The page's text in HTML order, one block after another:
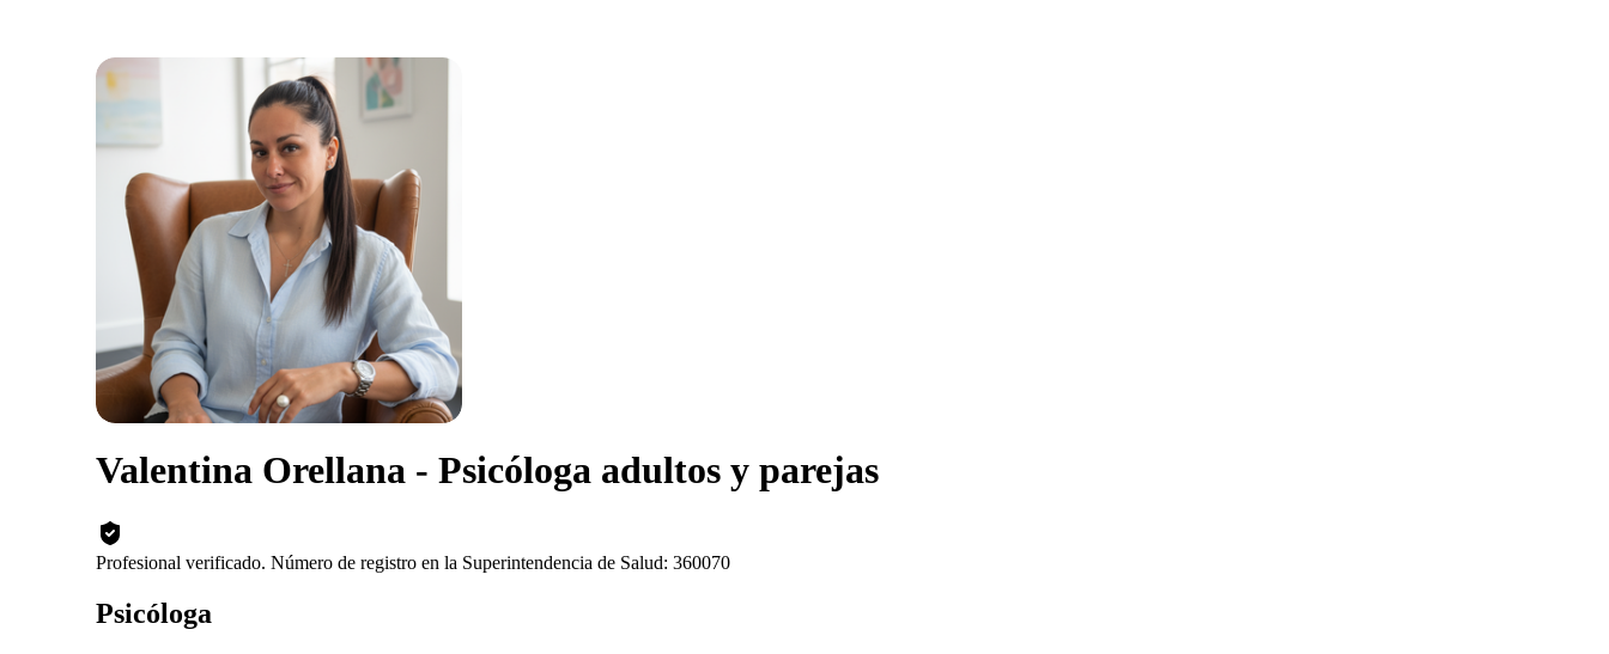
Valentina Orellana - Psicóloga adultos y parejas
Profesional verificado. Número de registro en la Superintendencia de Salud: 360070
Psicóloga